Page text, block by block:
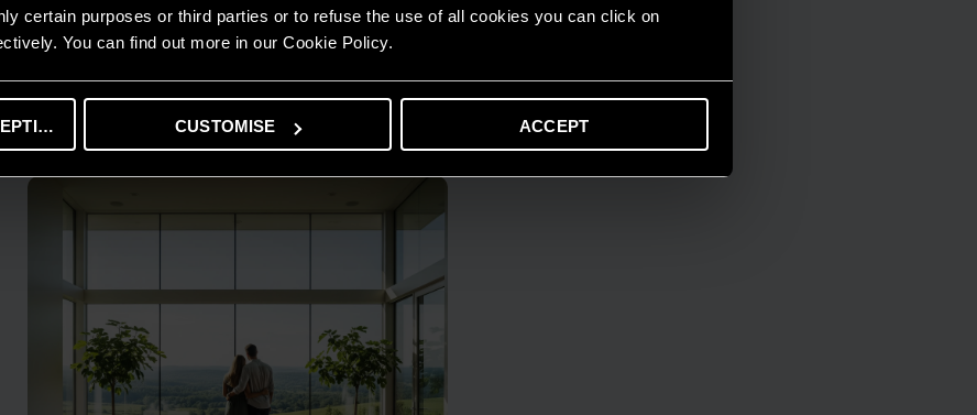
certain purposes or third parties or to refuse the use of all cookies you can click on
You can find out more in our Cookie Policy.
CUSTOMISE ACCEPT
Quanto consuma un condizionatore?
LEGGI DI PIÙ